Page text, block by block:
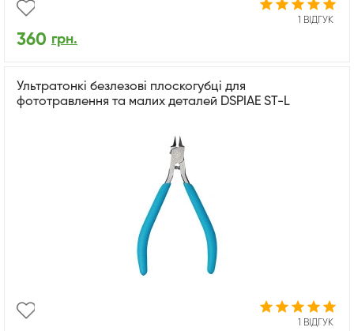
1 ВІДГУК
360 грн.
Ультратонкі безлезові плоскогубці для
фототравлення та малих деталей DSPIAE ST-L
1 ВІДГУК